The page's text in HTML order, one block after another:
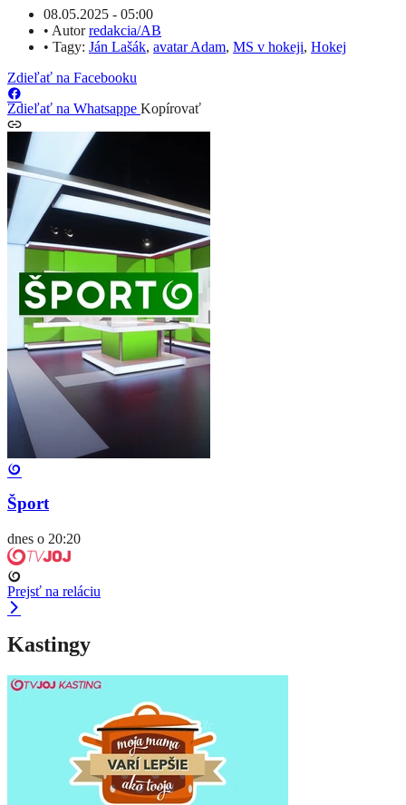
08.05.2025 - 05:00
• Autorredakcia/AB
• Tagy: Ján Lašák, avatar Adam, MS v hokeji, Hokej
Zdieľať na Facebooku
Zdieľať na Whatsappe Kopírovať
Šport
dnes o 20:20
Prejsť na reláciu
Kastingy